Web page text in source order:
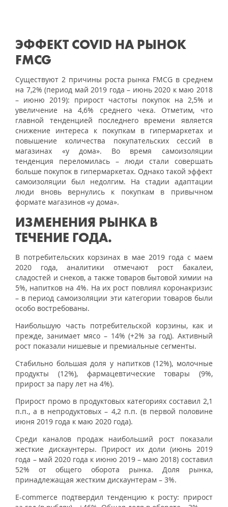
ЭФФЕКТ COVID НА РЫНОК
FMCG
Существуют 2 причины роста рынка FMCG в среднем
на 7,2% (период май 2019 года – июнь 2020 к маю 2018
– июню 2019): прирост частоты покупок на 2,5% и
увеличение на 4,6% среднего чека. Отметим, что
главной тенденцией последнего времени является
снижение интереса к покупкам в гипермаркетах и
повышение количества покупательских сессий в
магазинах «у дома». Во время самоизоляции
тенденция переломилась – люди стали совершать
больше покупок в гипермаркетах. Однако такой эффект
самоизоляции был недолгим. На стадии адаптации
люди вновь вернулись к покупкам в привычном
формате магазинов «у дома».
ИЗМЕНЕНИЯ РЫНКА В
ТЕЧЕНИЕ ГОДА.
В потребительских корзинах в мае 2019 года с маем
2020 года, аналитики отмечают рост бакалеи,
сладостей и снеков, а также товаров бытовой химии на
5%, напитков на 4%. На их рост повлиял коронакризис
– в период самоизоляции эти категории товаров были
особо востребованы.
Наибольшую часть потребительской корзины, как и
прежде, занимает мясо – 14% (+2% за год). Активный
рост показали нишевые и премиальные сегменты.
Стабильно большая доля у напитков (12%), молочные
продукты (12%), фармацевтические товары (9%,
прирост за пару лет на 4%).
Прирост промо в продуктовых категориях составил 2,1
п.п., а в непродуктовых – 4,2 п.п. (в первой половине
июня 2019 года к маю 2020 года).
Среди каналов продаж наибольший рост показали
жесткие дискаунтеры. Прирост их доли (июнь 2019
года – май 2020 года к июню 2019 – маю 2018) составил
52% от общего оборота рынка. Доля рынка,
принадлежащая жестким дискаунтерам – 3%.
E-commerce подтвердил тенденцию к росту: прирост